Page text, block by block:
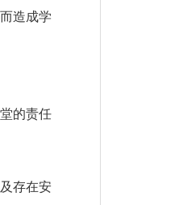
造成学
的责任
存在安